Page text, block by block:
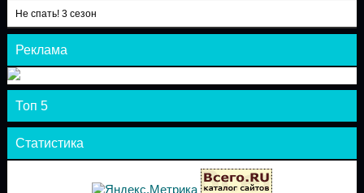
Не спать! 3 сезон
Реклама
Топ 5
Статистика